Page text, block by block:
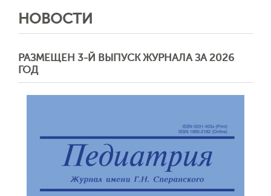
НОВОСТИ
РАЗМЕЩЕН 3-Й ВЫПУСК ЖУРНАЛА ЗА 2026
ГОД